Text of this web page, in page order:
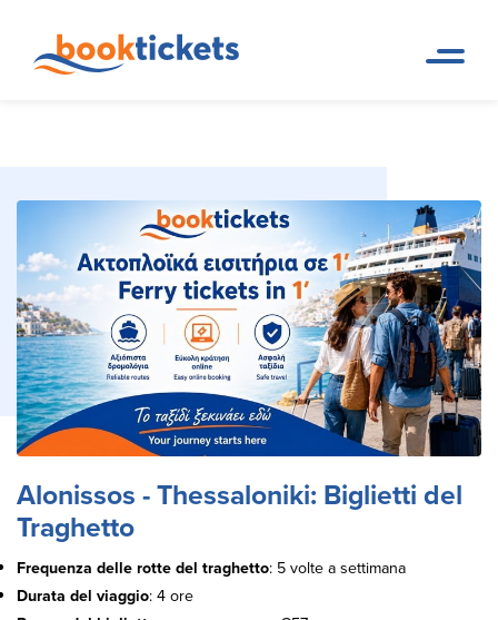
traghetti e biglietti
Alonissos - Thessaloniki: Biglietti del
Traghetto
Frequenza delle rotte del traghetto: 5 volte a settimana
Durata del viaggio: 4 ore